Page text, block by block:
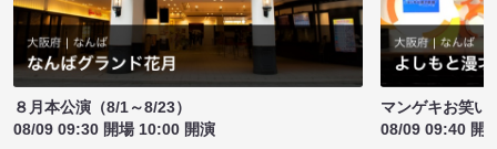
８月本公演（8/1～8/23）
08/09 09:30 開場 10:00 開演
マンゲキお笑い
08/09 09:40 開